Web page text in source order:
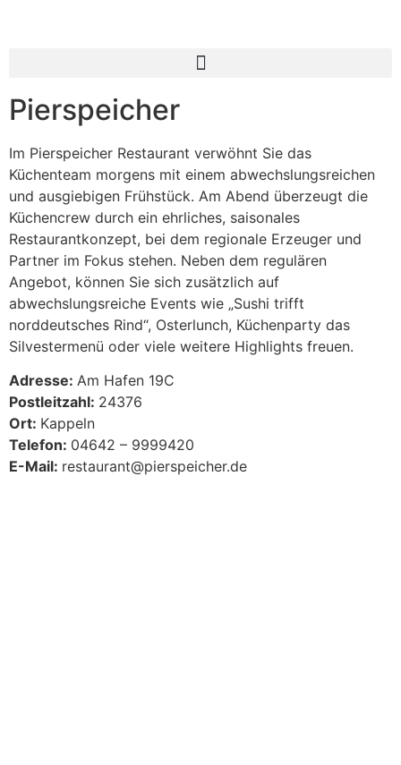
Pierspeicher
Im Pierspeicher Restaurant verwöhnt Sie das
Küchenteam morgens mit einem abwechslungsreichen
und ausgiebigen Frühstück. Am Abend überzeugt die
Küchencrew durch ein ehrliches, saisonales
Restaurantkonzept, bei dem regionale Erzeuger und
Partner im Fokus stehen. Neben dem regulären
Angebot, können Sie sich zusätzlich auf
abwechslungsreiche Events wie „Sushi trifft
norddeutsches Rind“, Osterlunch, Küchenparty das
Silvestermenü oder viele weitere Highlights freuen.
Adresse: Am Hafen 19C
Postleitzahl: 24376
Ort: Kappeln
Telefon: 04642 – 9999420
E-Mail: restaurant@pierspeicher.de